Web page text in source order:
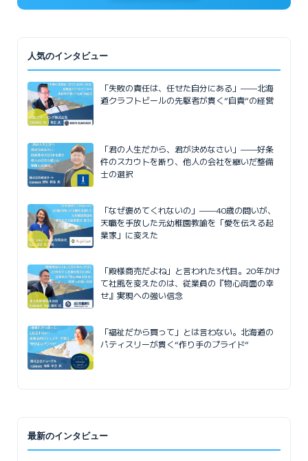
人気のインタビュー
「失敗の責任は、任せた自分にある」——北海
道クラフトビールの先駆者が貫く”自責”の経営
「君の人生だから、君が決めなさい」——好条
件のスカウトを断り、他人の会社を継いだ整備
士の選択
「なぜ褒めてくれないの」——40歳の問いが、
天職を手放した元幼稚園教諭を「愛を伝える起
業家」に変えた
「殿様商売だよね」と言われた3代目。20年かけ
て社風を変えたのは、従業員の『物心両面の幸
せ』実現への強い信念
「福祉だから買って」とは言わない。北海道の
パティスリーが貫く“作り手のプライド”
最新のインタビュー